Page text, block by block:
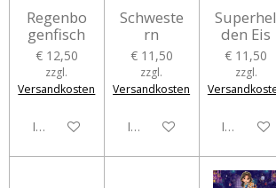
Regenbo
genfisch
€ 12,50
zzgl.
Versandkosten
In den Warenkorb
Schweste
rn
€ 11,50
zzgl.
Versandkosten
In den Warenkorb
Superhel
den Eis
€ 11,50
zzgl.
In den